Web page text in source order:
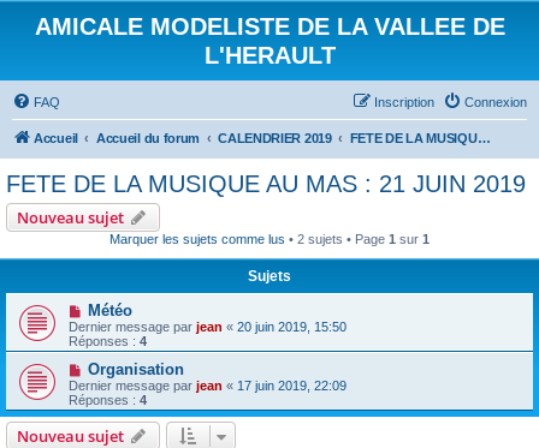
AMICALE MODELISTE DE LA VALLEE DE
L'HERAULT
FAQ Connexion
Inscription
Accueil Accueil du forum CALENDRIER 2019 FETE DE LA MUSIQUE AU MAS : 21 JUIN 2019
FETE DE LA MUSIQUE AU MAS : 21 JUIN 2019
Nouveau sujet
Marquer les sujets comme lus • 2 sujets • Page 1 sur 1
Sujets
Météo
Dernier message par jean « 20 juin 2019, 15:50
Réponses : 4
Organisation
Dernier message par jean « 17 juin 2019, 22:09
Réponses : 4
Nouveau sujet